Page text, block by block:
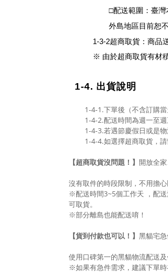
□配送範圍：臺灣
外島地區目前恕不
1-3-2超商取貨 ：商品
※ 由於超商取貨有材
1-4. 出貨說明
1-4-1.下單後（不含訂購當
1-4-2.配送時間為週一至週
1-4-3.若遇節慶假日或是物
1-4-4.如選擇超商取貨，請
【超商取貨沒問題！】 開放全
沒有取件的時段限制，不用擔
※配送時間3~5個工作天 ，配
可取貨。
※部分離島也能配送唷！
【貨到付款也可以！】 黑貓宅
使用口碑第一的黑貓物流配送
※如果有急件需求，建議下單時